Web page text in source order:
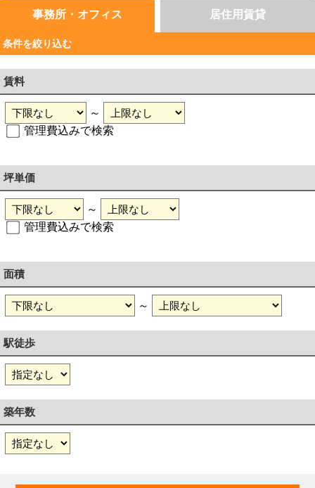
事務所・オフィス 居住用賃貸
条件を絞り込む
賃料
～
管理費込みで検索
坪単価
～
管理費込みで検索
面積
～
駅徒歩
築年数